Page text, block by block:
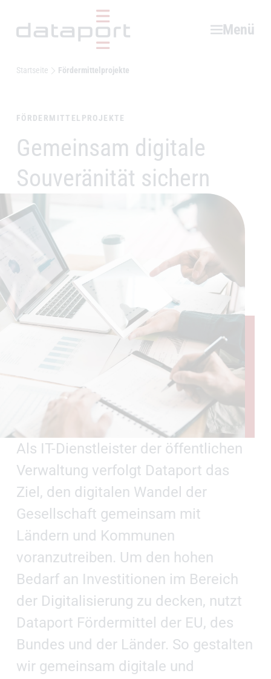
Menü
Startseite Fördermittelprojekte
FÖRDERMITTELPROJEKTE
–
Gemeinsam digitale
Souveränität sichern
Als IT-Dienstleister der öffentlichen
Verwaltung verfolgt Dataport das
Ziel, den digitalen Wandel der
Gesellschaft gemeinsam mit
Ländern und Kommunen
voranzutreiben. Um den hohen
Bedarf an Investitionen im Bereich
der Digitalisierung zu decken, nutzt
Dataport Fördermittel der EU, des
Bundes und der Länder. So gestalten
wir gemeinsam digitale und